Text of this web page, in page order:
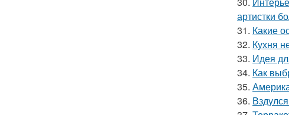
артистки
31. Какие
32. Кухня
33. Идея
34. Как
35.
36.